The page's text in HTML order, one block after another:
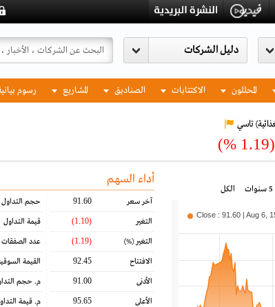
المحللون الاكتتابات الصناديق المشاريع رسوم
تاسي
(1.19 %)
5 سنوات الكل
Close : 91.60 | Aug 6,
أداء السهم
آخر سعر 91.60
التغير (1.10)
التغير(%)
(1.19)
الافتتاح 92.45
الأدنى 91.00
الأعلى 95.65
حجم التداول
قيمة التداول
عدد الصفقات
القيمة
م. حجم
م. قيمة